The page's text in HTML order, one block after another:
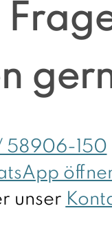
58906-150
unser